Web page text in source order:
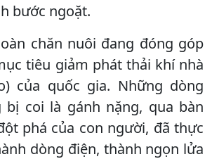
bước ngoặt.
chăn nuôi đang đóng góp
tiêu giảm phát thải khí nhà
của quốc gia. Những dòng
coi là gánh nặng, qua bàn
phá của con người, đã thực
dòng điện, thành ngọn lửa